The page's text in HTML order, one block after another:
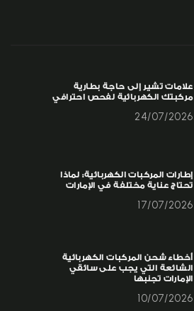
علامات تشير إلى حاجة بطارية
مركبتك الكهربائية لفحص احترافي
24/07/2026
إطارات المركبات الكهربائية: لماذا
تحتاج عناية مختلفة في الإمارات
17/07/2026
أخطاء شحن المركبات الكهربائية
الشائعة التي يجب على سائقي
الإمارات تجنبها
10/07/2026